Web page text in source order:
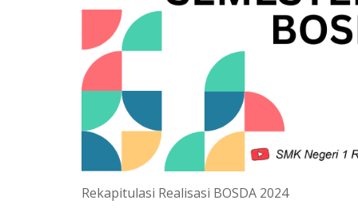
Rekapitulasi Realisasi BOSDA 2024